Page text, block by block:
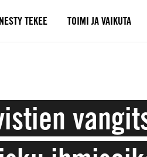
TEKEE TOIMI JA VAIKUTA